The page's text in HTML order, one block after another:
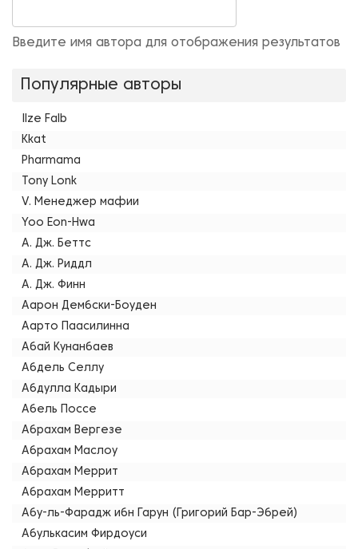
Введите имя автора для отображения результатов
Популярные авторы
Ilze Falb
Kkat
Pharmama
Tony Lonk
V. Менеджер мафии
Yoo Eon-Hwa
А. Дж. Беттс
А. Дж. Риддл
А. Дж. Финн
Аарон Дембски-Боуден
Аарто Паасилинна
Абай Кунанбаев
Абдель Селлу
Абдулла Кадыри
Абель Поссе
Абрахам Вергезе
Абрахам Маслоу
Абрахам Меррит
Абрахам Мерритт
Абу-ль-Фарадж ибн Гарун (Григорий Бар-Эбрей)
Абулькасим Фирдоуси